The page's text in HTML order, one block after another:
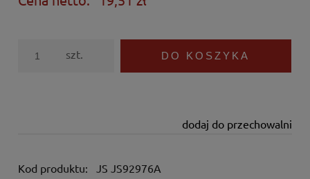
szt. DO KOSZYKA
dodaj do przechowalni
Kod produktu: JS JS92976A